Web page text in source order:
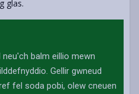
glas.
neu'ch balm eillio mewn
Gellir gwneud
fel soda pobi, olew cneuen